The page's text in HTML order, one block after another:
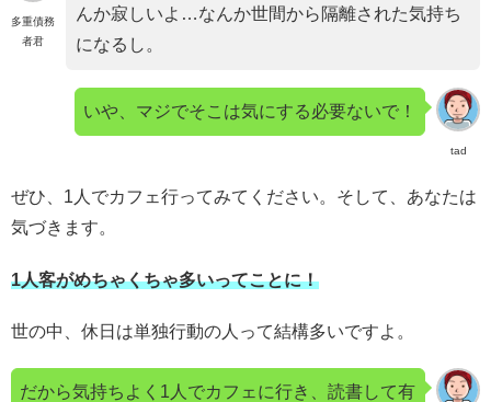
多重債務
者君
んか寂しいよ…なんか世間から隔離された気持ち
になるし。
tad
いや、マジでそこは気にする必要ないで！
ぜひ、1人でカフェ行ってみてください。そして、あなたは
気づきます。
1人客がめちゃくちゃ多いってことに！
世の中、休日は単独行動の人って結構多いですよ。
だから気持ちよく1人でカフェに行き、読書して有